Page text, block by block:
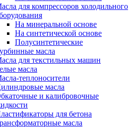
для компрессоров холодильного
На минеральной основе
На синтетической основе
Полусинтетические
масла
для текстильных машин
масла
теплоносители
масла
и калибровочные
для бетона
масла